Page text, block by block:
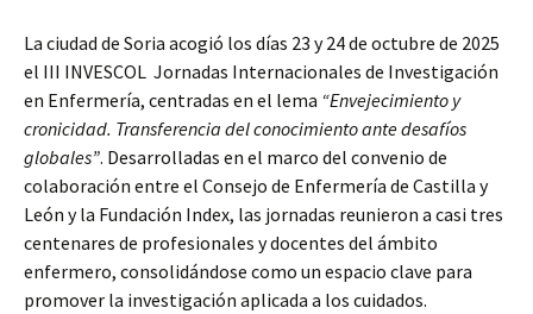
La ciudad de Soria acogió los días 23 y 24 de octubre de 2025
el III INVESCOL Jornadas Internacionales de Investigación
en Enfermería, centradas en el lema “Envejecimiento y
cronicidad. Transferencia del conocimiento ante desafíos
globales”. Desarrolladas en el marco del convenio de
colaboración entre el Consejo de Enfermería de Castilla y
León y la Fundación Index, las jornadas reunieron a casi tres
centenares de profesionales y docentes del ámbito
enfermero, consolidándose como un espacio clave para
promover la investigación aplicada a los cuidados.